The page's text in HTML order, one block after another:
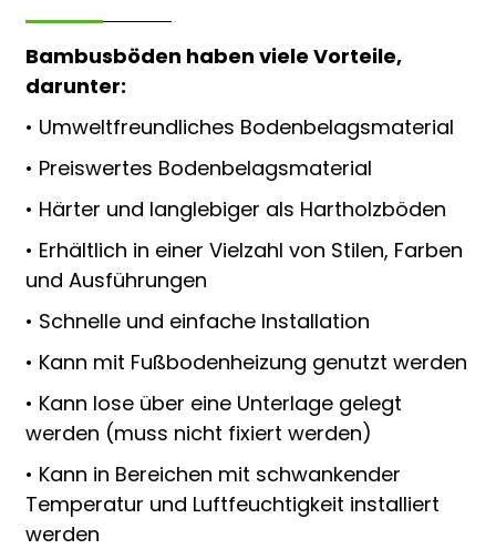
Bambusböden haben viele Vorteile,
darunter:
• Umweltfreundliches Bodenbelagsmaterial
• Preiswertes Bodenbelagsmaterial
• Härter und langlebiger als Hartholzböden
• Erhältlich in einer Vielzahl von Stilen, Farben
und Ausführungen
• Schnelle und einfache Installation
• Kann mit Fußbodenheizung genutzt werden
• Kann lose über eine Unterlage gelegt
werden (muss nicht fixiert werden)
• Kann in Bereichen mit schwankender
Temperatur und Luftfeuchtigkeit installiert
werden